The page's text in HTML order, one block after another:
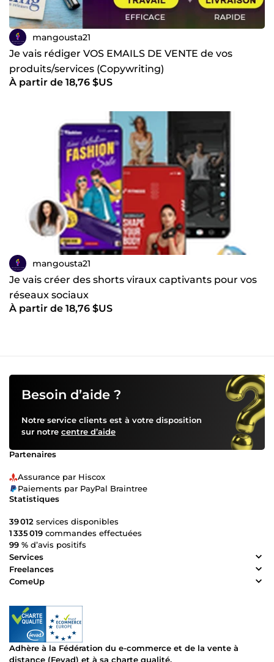
mangousta21
Je vais rédiger VOS EMAILS DE VENTE de vos
produits/services (Copywriting)
À partir de 18,76 $US
mangousta21
Je vais créer des shorts viraux captivants pour vos
réseaux sociaux
À partir de 18,76 $US
Besoin d’aide ?
Notre service clients est à votre disposition
sur notre centre d’aide
Partenaires
Assurance par Hiscox
Paiements par PayPal Braintree
Statistiques
39 012 services disponibles
1 335 019 commandes effectuées
99 % d’avis positifs
Services
Freelances
ComeUp
Adhère à la Fédération du e-commerce et de la vente à
distance (Fevad) et à sa charte qualité.